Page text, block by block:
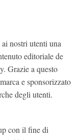
nostri utenti una
editoriale de
Grazie a questo
e sponsorizzato
degli utenti.
con il fine di